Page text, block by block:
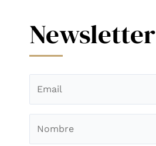
Newsletter